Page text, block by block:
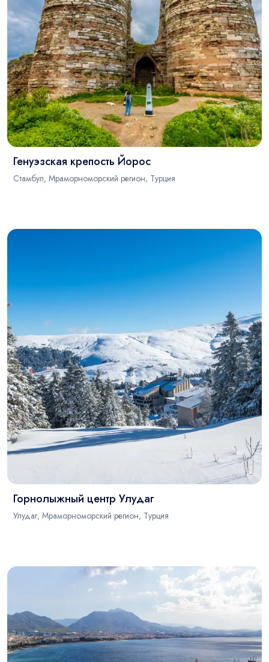
Генуэзская крепость Йорос
Стамбул, Мраморноморский регион, Турция
Горнолыжный центр Улудаг
Улудаг, Мраморноморский регион, Турция